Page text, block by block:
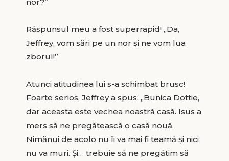
Răspunsul meu a fost superrapid! „Da,
Jeffrey, vom sări pe un nor şi ne vom lua
zborul!”
Atunci atitudinea lui s-a schimbat brusc!
Foarte serios, Jeffrey a spus: „Bunica Dottie,
dar aceasta este vechea noastră casă. Isus a
mers să ne pregătească o casă nouă.
Nimănui de acolo nu îi va mai fi teamă şi nici
nu va muri. Şi… trebuie să ne pregătim să